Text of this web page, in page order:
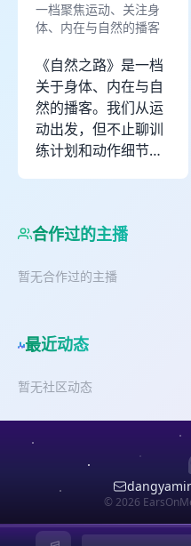
一档聚焦运动、关注身
体、内在与自然的播客
《自然之路》是一档
关于身体、内在与自
然的播客。我们从运
动出发，但不止聊训
练计划和动作细节；
的节奏与力量。节目
与恢复方法，也会用
强”从一阵热血变成一
时，你也会在节目里
双脚是人与土地最直
接的连接，而好的鞋
然”，而是让你更安
合作过的主播
暂无合作过的主播
最近动态
暂无社区动态
© 2026